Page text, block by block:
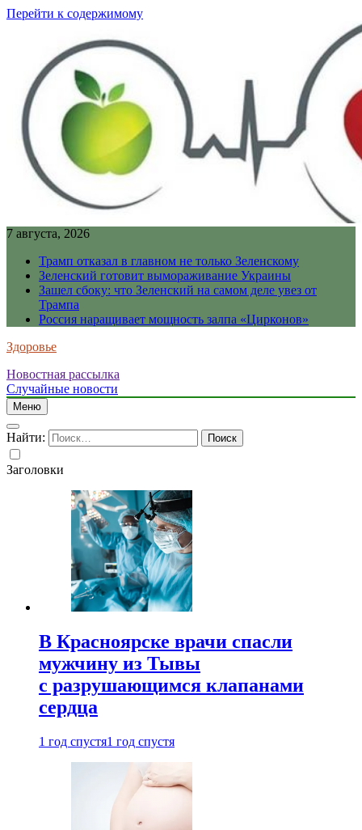
Перейти к содержимому
7 августа, 2026
Трамп отказал в главном не только Зеленскому
Зеленский готовит вымораживание Украины
Зашел сбоку: что Зеленский на самом деле увез от
Трампа
Россия наращивает мощность залпа «Цирконов»
Здоровье
Новостная рассылка
Случайные новости
Меню
Найти:
Заголовки
В Красноярске врачи спасли
мужчину из Тывы
с разрушающимся клапанами
сердца
1 год спустя1 год спустя